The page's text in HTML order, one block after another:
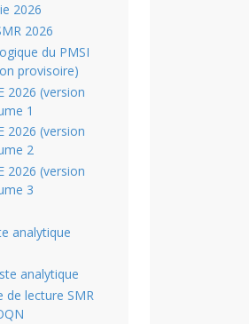
2026
2026
du PMSI
provisoire)
2026 (version
1
2026 (version
2
2026 (version
3
analytique
analytique
de lecture SMR